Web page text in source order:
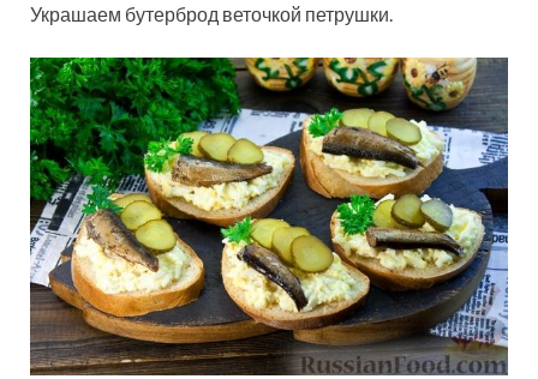
Украшаем бутерброд веточкой петрушки.